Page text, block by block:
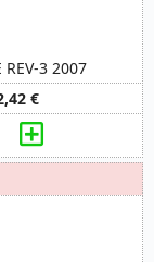
REV-3 2007
€